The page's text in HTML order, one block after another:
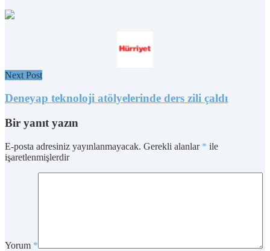
Next Post
Deneyap teknoloji atölyelerinde ders zili çaldı
Bir yanıt yazın
E-posta adresiniz yayınlanmayacak. Gerekli alanlar * ile
işaretlenmişlerdir
Yorum *